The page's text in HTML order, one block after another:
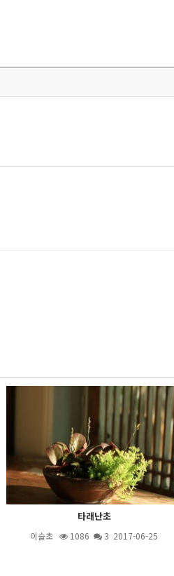
타래난초
이슬초 1086 3 2017-06-25